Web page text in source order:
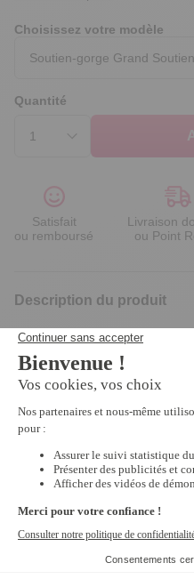
Choisissez votre modèle
Quantité
Satisfait
ou remboursé
Livraison
ou Point
Description du produit
Nous vous